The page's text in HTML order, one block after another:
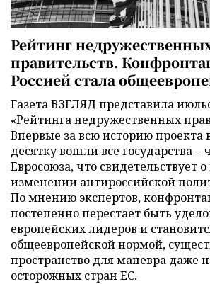
Рейтинг
правительств.
Россией стала
Газета ВЗГЛЯД представила
«Рейтинга недружественных
Впервые за всю историю проекта
десятку вошли все государства –
Евросоюза, что свидетельствует
изменении антироссийской
По мнению экспертов,
постепенно перестает быть
европейских лидеров и
общеевропейской нормой,
пространство для маневра даже
осторожных стран ЕС.